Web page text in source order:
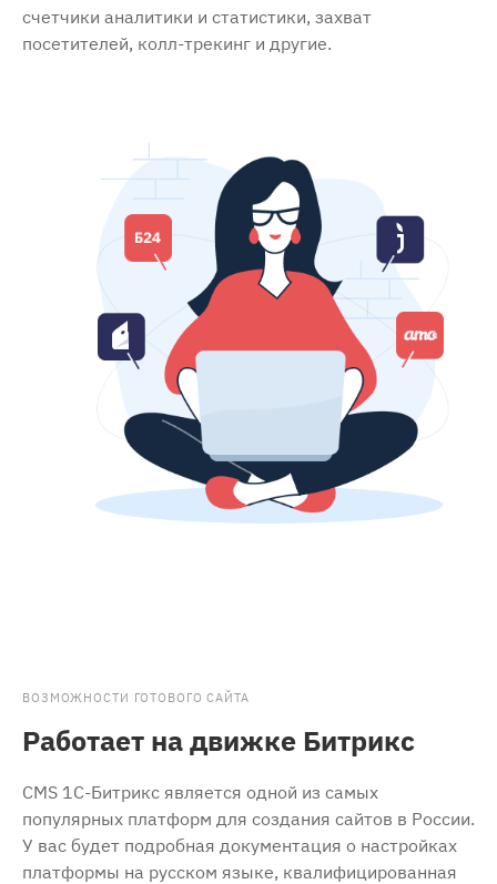
счетчики аналитики и статистики, захват
посетителей, колл-трекинг и другие.
ВОЗМОЖНОСТИ ГОТОВОГО САЙТА
Работает на движке Битрикс
CMS 1С-Битрикс является одной из самых
популярных платформ для создания сайтов в России.
У вас будет подробная документация о настройках
платформы на русском языке, квалифицированная